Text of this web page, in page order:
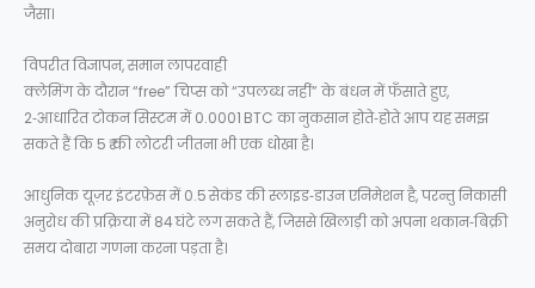
जैसा।
विपरीत विज्ञापन, समान लापरवाही
क्लेमिंग के दौरान “free” चिप्स को “उपलब्ध नहीं” के बंधन में फँसाते हुए,
2‑आधारित टोकन सिस्टम में 0.0001 BTC का नुकसान होते‑होते आप यह समझ
सकते हैं कि 5 ₹ की लोटरी जीतना भी एक धोखा है।
आधुनिक यूज़र इंटरफ़ेस में 0.5 सेकंड की स्लाइड‑डाउन एनिमेशन है, परन्तु निकासी
अनुरोध की प्रक्रिया में 84 घंटे लग सकते हैं, जिससे खिलाड़ी को अपना थकान‑बिक्री
समय दोबारा गणना करना पड़ता है।